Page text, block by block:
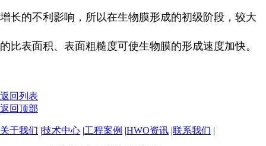
增长的不利影响，所以在生物膜形成的初级阶段，较大
的比表面积、表面粗糙度可使生物膜的形成速度加快。
返回列表
返回顶部
关于我们 |技术中心 |工程案例 |HWO资讯 |联系我们 |